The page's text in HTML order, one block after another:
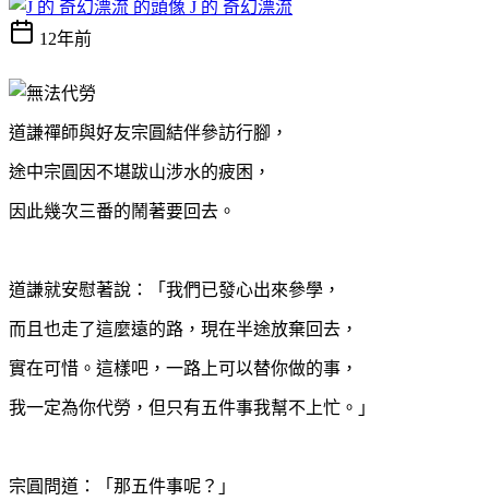
J 的 奇幻漂流
12年前
道謙禪師與好友宗圓結伴參訪行腳，
途中宗圓因不堪跋山涉水的疲困，
因此幾次三番的鬧著要回去。
道謙就安慰著說：「我們已發心出來參學，
而且也走了這麼遠的路，現在半途放棄回去，
實在可惜。這樣吧，一路上可以替你做的事，
我一定為你代勞，但只有五件事我幫不上忙。」
宗圓問道：「那五件事呢？」